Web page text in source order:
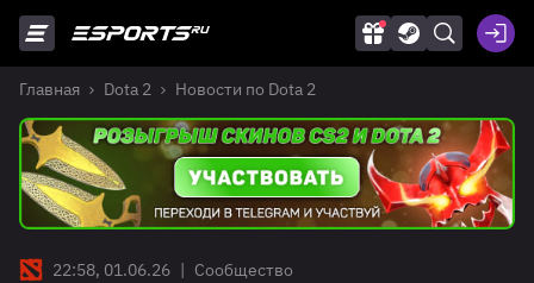
Главная Dota 2 Новости по Dota 2
22:58, 01.06.26 | Сообщество